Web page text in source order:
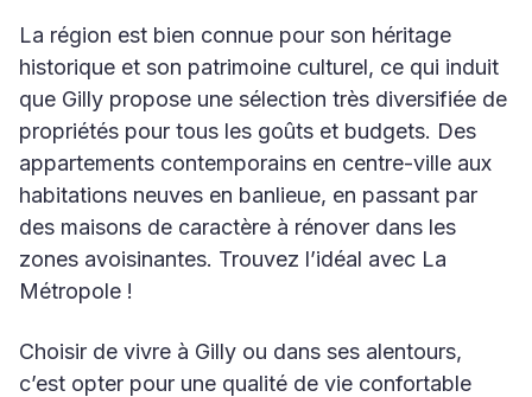
La région est bien connue pour son héritage
historique et son patrimoine culturel, ce qui induit
que Gilly propose une sélection très diversifiée de
propriétés pour tous les goûts et budgets. Des
appartements contemporains en centre-ville aux
habitations neuves en banlieue, en passant par
des maisons de caractère à rénover dans les
zones avoisinantes. Trouvez l’idéal avec La
Métropole !
Choisir de vivre à Gilly ou dans ses alentours,
c’est opter pour une qualité de vie confortable